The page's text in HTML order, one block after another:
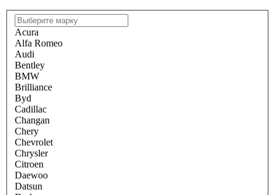
Acura
Alfa Romeo
Audi
Bentley
BMW
Brilliance
Byd
Cadillac
Changan
Chery
Chevrolet
Chrysler
Citroen
Daewoo
Datsun